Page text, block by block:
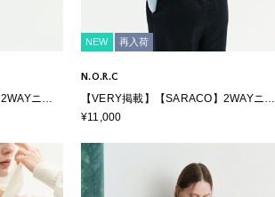
ニッ
NEW 再入荷
N.O.R.C
【VERY掲載】【SARACO】2WAYニッ
トカーディガン
¥11,000